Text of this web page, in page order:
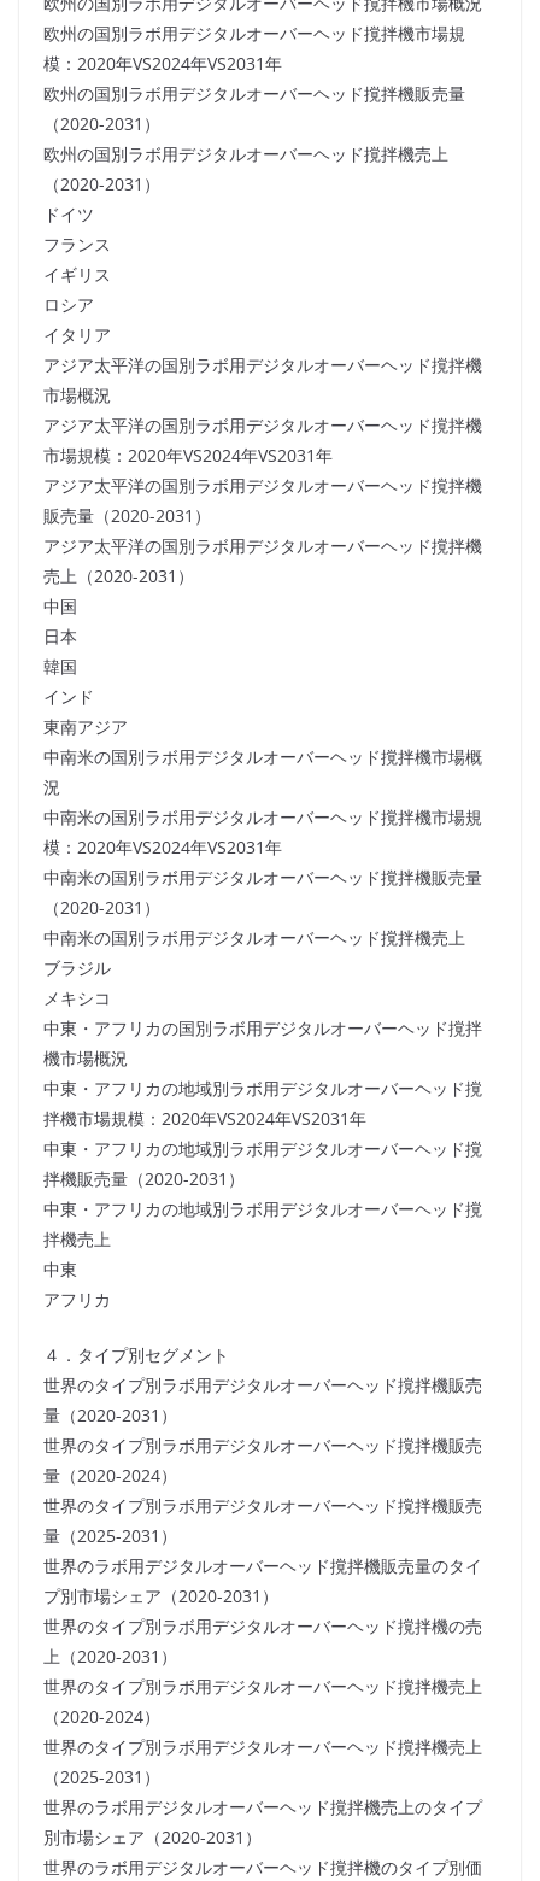
欧州の国別ラボ用デジタルオーバーヘッド撹拌機市場規
模：2020年VS2024年VS2031年
欧州の国別ラボ用デジタルオーバーヘッド撹拌機販売量
（2020-2031）
欧州の国別ラボ用デジタルオーバーヘッド撹拌機売上
（2020-2031）
ドイツ
フランス
イギリス
ロシア
イタリア
アジア太平洋の国別ラボ用デジタルオーバーヘッド撹拌機
市場概況
アジア太平洋の国別ラボ用デジタルオーバーヘッド撹拌機
市場規模：2020年VS2024年VS2031年
アジア太平洋の国別ラボ用デジタルオーバーヘッド撹拌機
販売量（2020-2031）
アジア太平洋の国別ラボ用デジタルオーバーヘッド撹拌機
売上（2020-2031）
中国
日本
韓国
インド
東南アジア
中南米の国別ラボ用デジタルオーバーヘッド撹拌機市場概
況
中南米の国別ラボ用デジタルオーバーヘッド撹拌機市場規
模：2020年VS2024年VS2031年
中南米の国別ラボ用デジタルオーバーヘッド撹拌機販売量
（2020-2031）
中南米の国別ラボ用デジタルオーバーヘッド撹拌機売上
ブラジル
メキシコ
中東・アフリカの国別ラボ用デジタルオーバーヘッド撹拌
機市場概況
中東・アフリカの地域別ラボ用デジタルオーバーヘッド撹
拌機市場規模：2020年VS2024年VS2031年
中東・アフリカの地域別ラボ用デジタルオーバーヘッド撹
拌機販売量（2020-2031）
中東・アフリカの地域別ラボ用デジタルオーバーヘッド撹
拌機売上
中東
アフリカ
４．タイプ別セグメント
世界のタイプ別ラボ用デジタルオーバーヘッド撹拌機販売
量（2020-2031）
世界のタイプ別ラボ用デジタルオーバーヘッド撹拌機販売
量（2020-2024）
世界のタイプ別ラボ用デジタルオーバーヘッド撹拌機販売
量（2025-2031）
世界のラボ用デジタルオーバーヘッド撹拌機販売量のタイ
プ別市場シェア（2020-2031）
世界のタイプ別ラボ用デジタルオーバーヘッド撹拌機の売
上（2020-2031）
世界のタイプ別ラボ用デジタルオーバーヘッド撹拌機売上
（2020-2024）
世界のタイプ別ラボ用デジタルオーバーヘッド撹拌機売上
（2025-2031）
世界のラボ用デジタルオーバーヘッド撹拌機売上のタイプ
別市場シェア（2020-2031）
世界のラボ用デジタルオーバーヘッド撹拌機のタイプ別価